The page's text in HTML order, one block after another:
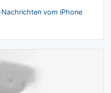
vom iPhone